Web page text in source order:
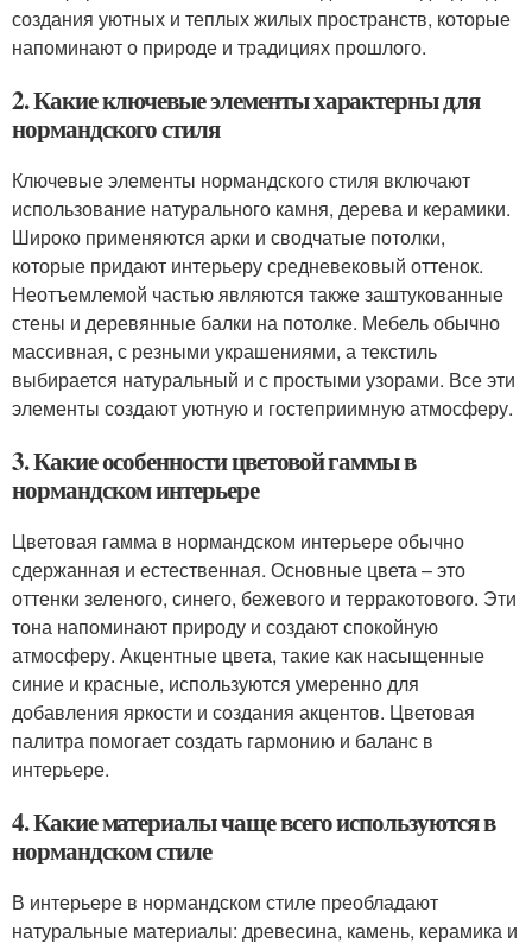
создания уютных и теплых жилых пространств, которые
напоминают о природе и традициях прошлого.
2. Какие ключевые элементы характерны для
нормандского стиля
Ключевые элементы нормандского стиля включают
использование натурального камня, дерева и керамики.
Широко применяются арки и сводчатые потолки,
которые придают интерьеру средневековый оттенок.
Неотъемлемой частью являются также заштукованные
стены и деревянные балки на потолке. Мебель обычно
массивная, с резными украшениями, а текстиль
выбирается натуральный и с простыми узорами. Все эти
элементы создают уютную и гостеприимную атмосферу.
3. Какие особенности цветовой гаммы в
нормандском интерьере
Цветовая гамма в нормандском интерьере обычно
сдержанная и естественная. Основные цвета – это
оттенки зеленого, синего, бежевого и терракотового. Эти
тона напоминают природу и создают спокойную
атмосферу. Акцентные цвета, такие как насыщенные
синие и красные, используются умеренно для
добавления яркости и создания акцентов. Цветовая
палитра помогает создать гармонию и баланс в
интерьере.
4. Какие материалы чаще всего используются в
нормандском стиле
В интерьере в нормандском стиле преобладают
натуральные материалы: древесина, камень, керамика и